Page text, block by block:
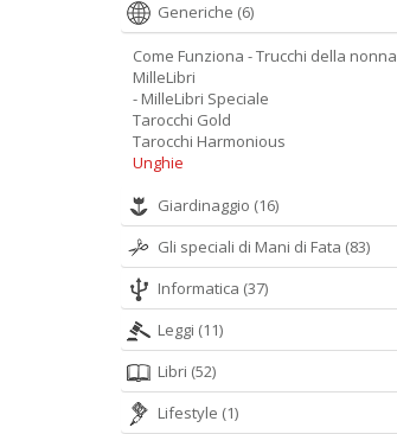
Digitale
4.90 €
TAROCCHI GOLD N.1
Cartacea
Generiche (6)
Come Funziona - Trucchi della nonna
MilleLibri
- MilleLibri Speciale
Tarocchi Gold
Tarocchi Harmonious
Unghie
Giardinaggio (16)
Gli speciali di Mani di Fata (83)
Informatica (37)
Leggi (11)
Libri (52)
Lifestyle (1)